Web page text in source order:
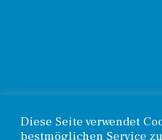
Diese Seite verwendet
bestmöglichen Service